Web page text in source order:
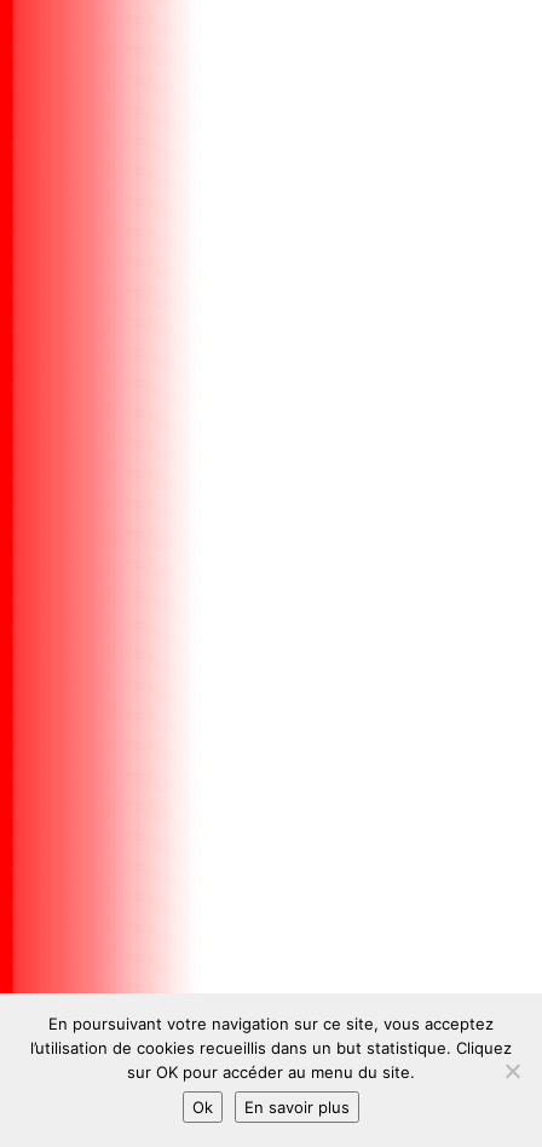
En poursuivant votre navigation sur ce site, vous acceptez
l’utilisation de cookies recueillis dans un but statistique. Cliquez
sur OK pour accéder au menu du site.
Ok
En savoir plus